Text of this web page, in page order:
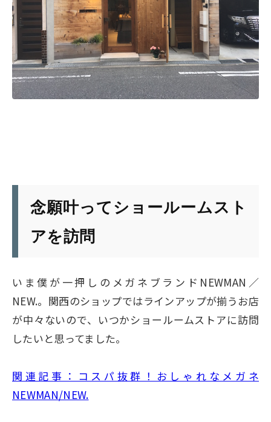
念願叶ってショールームスト
アを訪問
いま僕が一押しのメガネブランドNEWMAN／
NEW.。関西のショップではラインアップが揃うお店
が中々ないので、いつかショールームストアに訪問
したいと思ってました。
関連記事：コスパ抜群！おしゃれなメガネ
NEWMAN/NEW.